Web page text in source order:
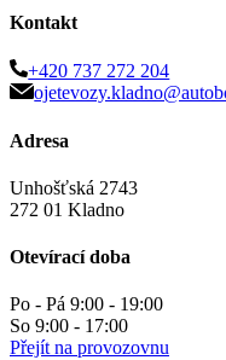
Kontakt
+420 737 272 204
Adresa
Unhošťská 2743
272 01 Kladno
Otevírací doba
Po - Pá 9:00 - 19:00
So 9:00 - 17:00
Přejít na provozovnu